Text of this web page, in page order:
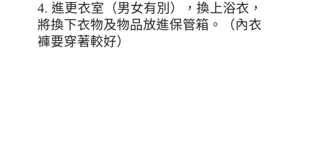
4. 進更衣室（男女有別），換上浴衣，
將換下衣物及物品放進保管箱。（內衣
褲要穿著較好）